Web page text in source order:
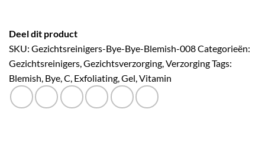
Deel dit product
SKU: Gezichtsreinigers-Bye-Bye-Blemish-008Categorieën:
Gezichtsreinigers,Gezichtsverzorging,VerzorgingTags:
Blemish, Bye,C, Exfoliating,Gel,Vitamin